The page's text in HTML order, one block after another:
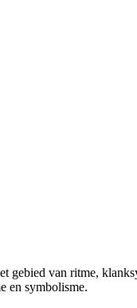
van ritme,
en symbolisme.